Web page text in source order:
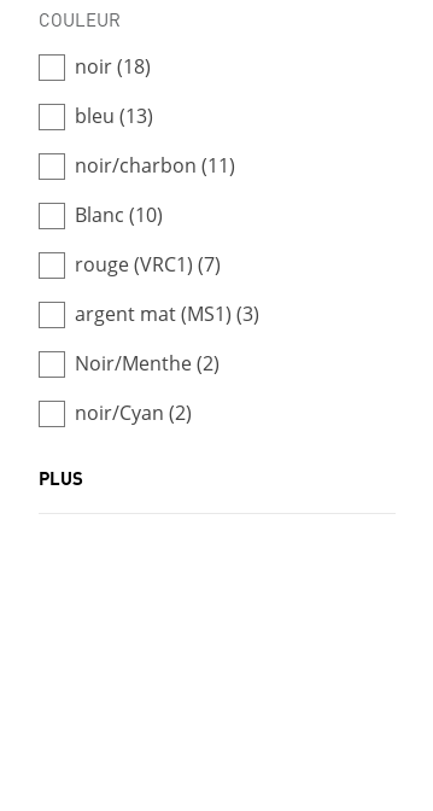
COULEUR
noir (18)
bleu (13)
noir/charbon (11)
Blanc (10)
rouge (VRC1) (7)
argent mat (MS1) (3)
Noir/Menthe (2)
noir/Cyan (2)
PLUS